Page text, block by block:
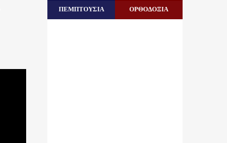
ΠΕΜΠΤΟΥΣΙΑ ΟΡΘΟΔΟΞΙΑ